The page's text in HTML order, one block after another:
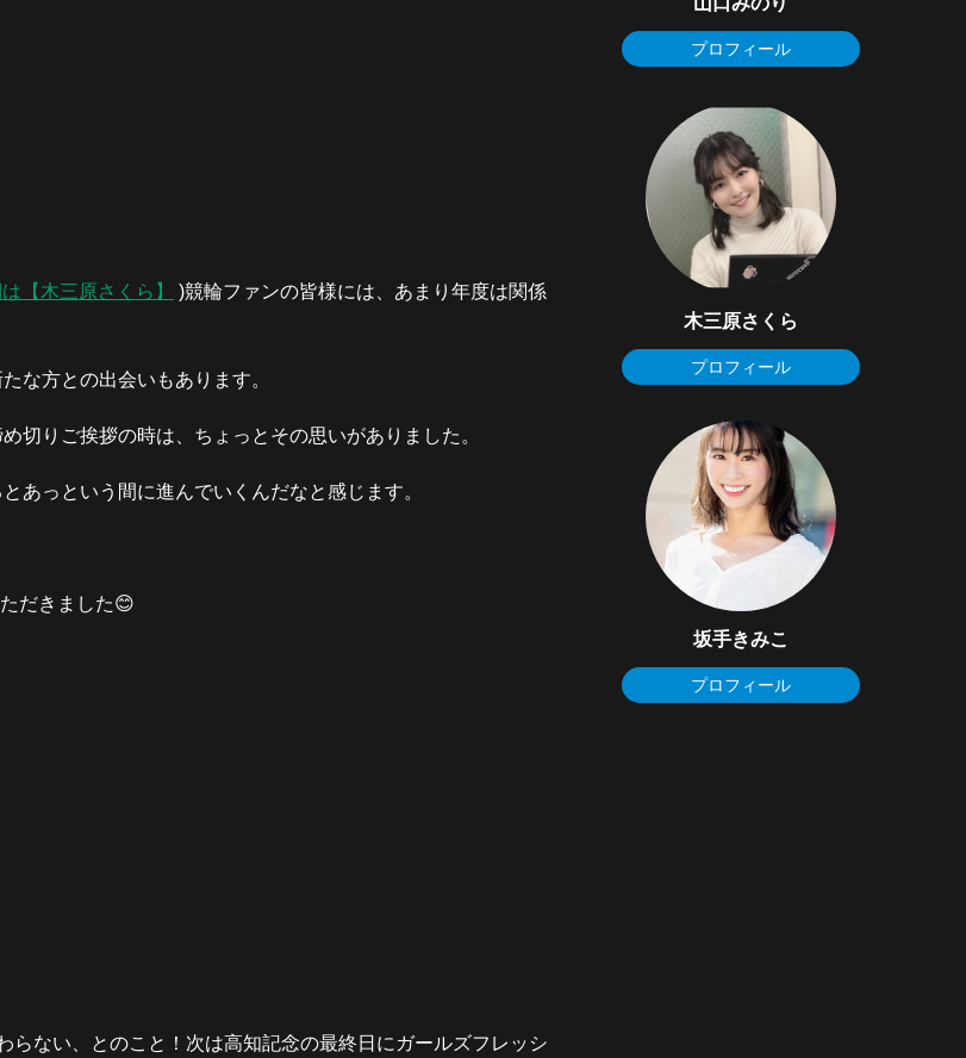
【木三原さくら】
)競輪ファンの皆様には、あまり年度は関係
な方との出会いもあります。
切りご挨拶の時は、ちょっとその思いがありました。
あっという間に進んでいくんだなと感じます。
だきました😊
ない、とのこと！次は高知記念の最終日にガールズフレッシ
プロフィール
木三原さくら
プロフィール
坂手きみこ
プロフィール